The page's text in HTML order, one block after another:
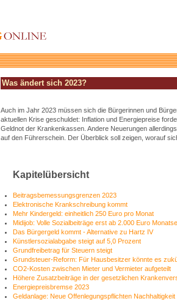
Was ändert sich 2023?
Auch im Jahr 2023 müssen sich die Bürgerinnen und
aktuellen Krise geschuldet: Inflation und Energiepreise
Geldnot der Krankenkassen. Andere Neuerungen
auf den Führerschein. Der Überblick soll zeigen, worauf
Kapitelübersicht
Beitragsbemessungsgrenzen 2023
Elektronische Krankschreibung kommt
Mehr Kindergeld: einheitlich 250 Euro pro Monat
Midijob: Volle Sozialbeiträge erst ab 2.000 Euro
Das Bürgergeld kommt - Alternative zu Hartz IV
Künstlersozialabgabe steigt auf 5,0 Prozent
Grundfreibetrag für Steuern steigt
Grundsteuer-Reform: Für Hausbesitzer könnte es
CO2-Kosten zwischen Mieter und Vermieter aufgeteilt
Höhere Zusatzbeiträge in der gesetzlichen
Energiepreisbremse 2023
Geldanlage: Neue Offenlegungspflichten Nachhaltigkeit